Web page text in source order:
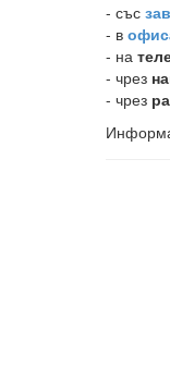
- със
- в
- на
- чрез
- чрез